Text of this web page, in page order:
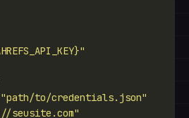
"path/to/credentials.json"
seusite.com"